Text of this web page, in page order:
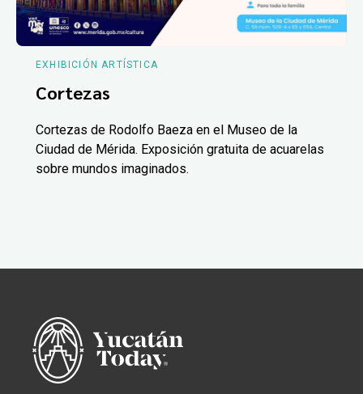
EXHIBICIÓN ARTÍSTICA
Cortezas
Cortezas de Rodolfo Baeza en el Museo de la
Ciudad de Mérida. Exposición gratuita de acuarelas
sobre mundos imaginados.